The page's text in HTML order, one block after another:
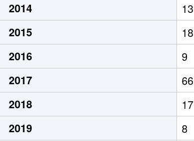
2014
13
2015
18
2016
9
2017
66
2018
17
2019
8